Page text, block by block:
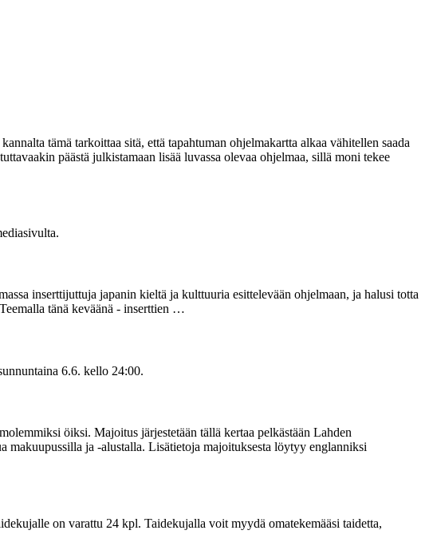
tämä tarkoittaa sitä, että tapahtuman ohjelmakartta alkaa vähitellen saada
päästä julkistamaan lisää luvassa olevaa ohjelmaa, sillä moni tekee
inserttijuttuja japanin kieltä ja kulttuuria esittelevään ohjelmaan, ja halusi totta
tänä keväänä - inserttien …
6.6. kello 24:00.
öiksi. Majoitus järjestetään tällä kertaa pelkästään Lahden
ja -alustalla. Lisätietoja majoituksesta löytyy englanniksi
on varattu 24 kpl. Taidekujalla voit myydä omatekemääsi taidetta,